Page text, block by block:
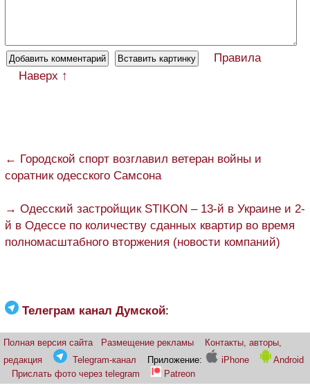
Правила
Наверх ↑
← Городской спорт возглавил ветеран войны и
соратник одесского Самсона
→ Одесский застройщик STIKON – 13-й в Украине и 2-
й в Одессе по количеству сданных квартир во время
полномасштабного вторжения (новости компаний)
Телеграм канал Думской:
Полная версия сайта Размещение рекламы
Контакты, авторы,
редакция
Telegram-канал Приложение: iPhone
Android
Прислать фото через telegram
Patreon